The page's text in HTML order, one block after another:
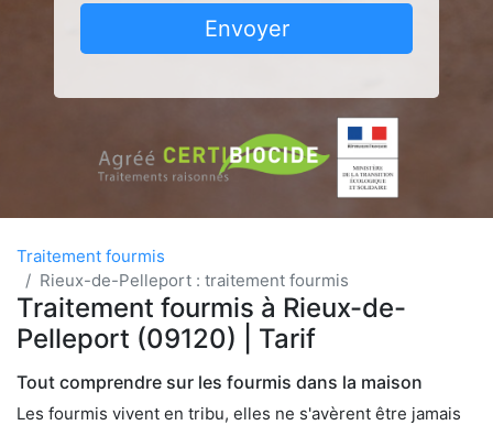
Envoyer
Traitement fourmis
Rieux-de-Pelleport : traitement fourmis
Traitement fourmis à Rieux-de-
Pelleport (09120) | Tarif
Tout comprendre sur les fourmis dans la maison
Les fourmis vivent en tribu, elles ne s'avèrent être jamais